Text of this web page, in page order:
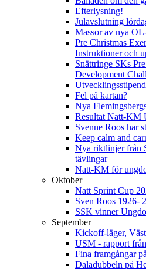
Efterlysning!
Julavslutning
Massor av nya
Pre Christmas
Instruktioner och
Snättringe SKs
Development
Fel på kartan?
Nya
Resultat Natt-KM
Svenne Roos har
Keep calm and
Nya riktlinjer från
tävlingar
Natt-KM för
Oktober
Natt Sprint Cup
Sven Roos 1926-
SSK vinner
September
Kickoff-läger,
USM - rapport
Fina framgångar
Daladubbeln på